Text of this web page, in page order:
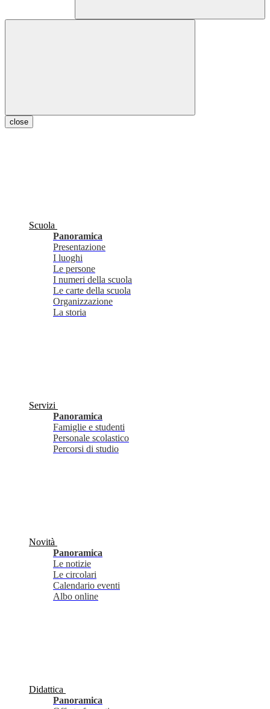
close
Scuola
Panoramica
Presentazione
I luoghi
Le persone
I numeri della scuola
Le carte della scuola
Organizzazione
La storia
Servizi
Panoramica
Famiglie e studenti
Personale scolastico
Percorsi di studio
Novità
Panoramica
Le notizie
Le circolari
Calendario eventi
Albo online
Didattica
Panoramica